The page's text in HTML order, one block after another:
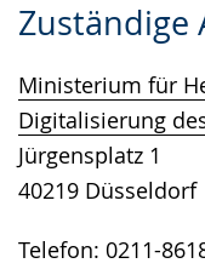
Zuständige
Ministerium für
Digitalisierung
Jürgensplatz 1
40219 Düsseldorf
Telefon: 0211-
Leichten
wechseln.
Audio-
Video
Deutscher
Gebärdensprache
wird
angezeigt.